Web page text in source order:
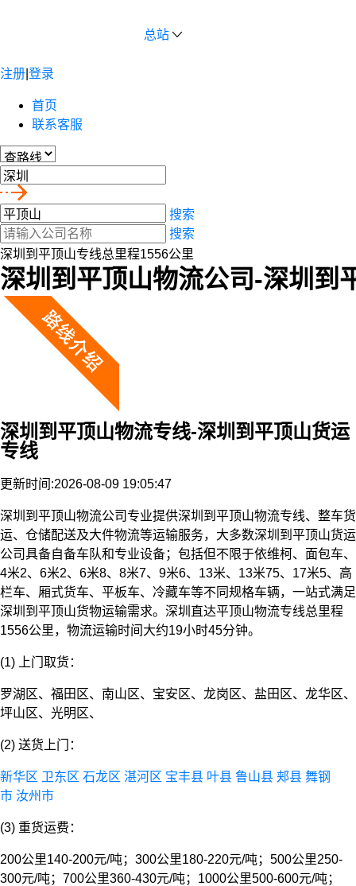
总站
注册 登录
首页
联系客服
搜索
搜索
深圳到平顶山专线总里程1556公里
深圳到平顶山物流公司-深圳到
深圳到平顶山物流专线-深圳到平顶山货运
专线
更新时间:2026-08-09 19:05:47
深圳到平顶山物流公司专业提供深圳到平顶山物流专线、整车货
运、仓储配送及大件物流等运输服务，大多数深圳到平顶山货运
公司具备自备车队和专业设备；包括但不限于依维柯、面包车、
4米2、6米2、6米8、8米7、9米6、13米、13米75、17米5、高
栏车、厢式货车、平板车、冷藏车等不同规格车辆，一站式满足
深圳到平顶山货物运输需求。深圳直达平顶山物流专线总里程
1556公里，物流运输时间大约19小时45分钟。
(1) 上门取货：
罗湖区、福田区、南山区、宝安区、龙岗区、盐田区、龙华区、
坪山区、光明区、
(2) 送货上门：
新华区 卫东区 石龙区 湛河区 宝丰县 叶县 鲁山县 郏县 舞钢
市 汝州市
(3) 重货运费：
200公里140-200元/吨；300公里180-220元/吨；500公里250-
300元/吨；700公里360-430元/吨；1000公里500-600元/吨；